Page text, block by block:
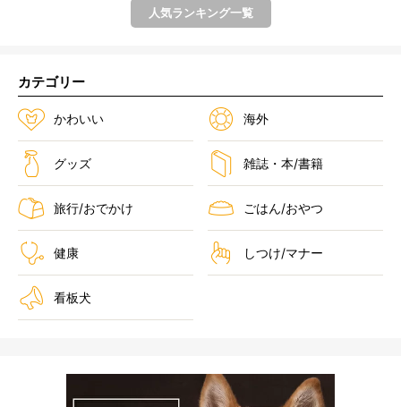
人気ランキング一覧
カテゴリー
かわいい 海外
グッズ 雑誌・本/書籍
旅行/おでかけ ごはん/おやつ
健康 しつけ/マナー
看板犬